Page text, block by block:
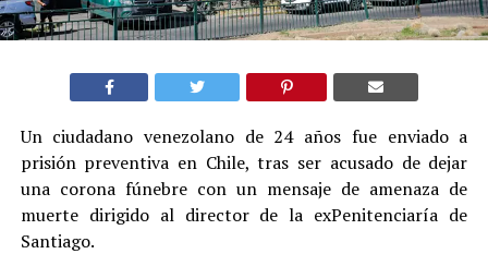
Un ciudadano venezolano de 24 años fue enviado a
prisión preventiva en Chile, tras ser acusado de dejar
una corona fúnebre con un mensaje de amenaza de
muerte dirigido al director de la exPenitenciaría de
Santiago.